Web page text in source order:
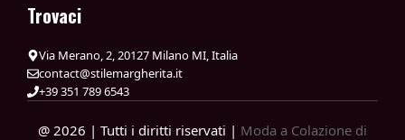
Trovaci
Via Merano, 2, 20127 Milano MI, Italia
contact@stilemargherita.it
+39 351 789 6543
@ 2026 | Tutti i diritti riservati | Moda a Colazione di